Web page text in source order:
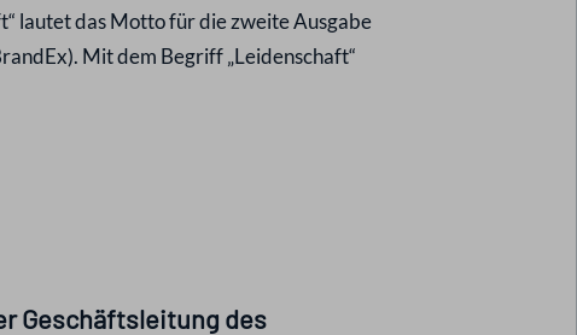
lautet das Motto für die zweite Ausgabe
Mit dem Begriff „Leidenschaft“
Geschäftsleitung des